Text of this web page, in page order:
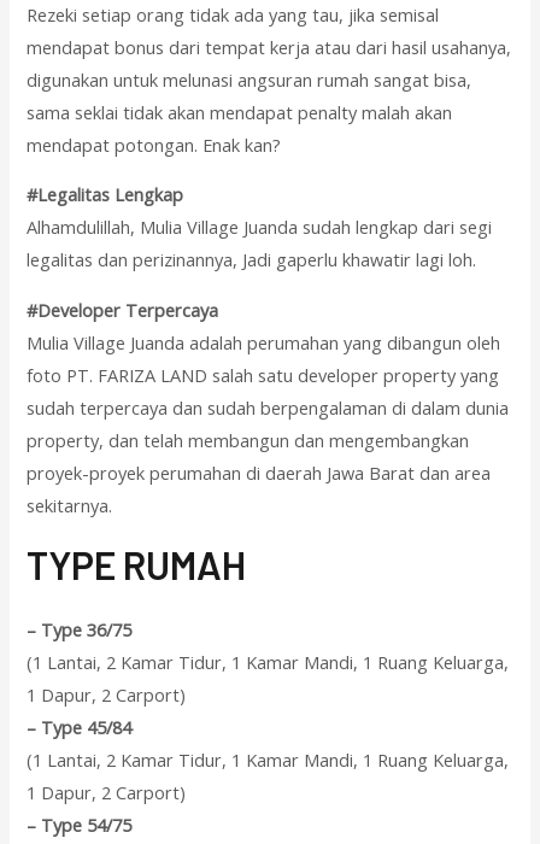
Rezeki setiap orang tidak ada yang tau, jika semisal
mendapat bonus dari tempat kerja atau dari hasil usahanya,
digunakan untuk melunasi angsuran rumah sangat bisa,
sama seklai tidak akan mendapat penalty malah akan
mendapat potongan. Enak kan?
#Legalitas Lengkap
Alhamdulillah, Mulia Village Juanda sudah lengkap dari segi
legalitas dan perizinannya, Jadi gaperlu khawatir lagi loh.
#Developer Terpercaya
Mulia Village Juanda adalah perumahan yang dibangun oleh
foto PT. FARIZA LAND salah satu developer property yang
sudah terpercaya dan sudah berpengalaman di dalam dunia
property, dan telah membangun dan mengembangkan
proyek-proyek perumahan di daerah Jawa Barat dan area
sekitarnya.
TYPE RUMAH
– Type 36/75
(1 Lantai, 2 Kamar Tidur, 1 Kamar Mandi, 1 Ruang Keluarga,
1 Dapur, 2 Carport)
– Type 45/84
(1 Lantai, 2 Kamar Tidur, 1 Kamar Mandi, 1 Ruang Keluarga,
1 Dapur, 2 Carport)
– Type 54/75